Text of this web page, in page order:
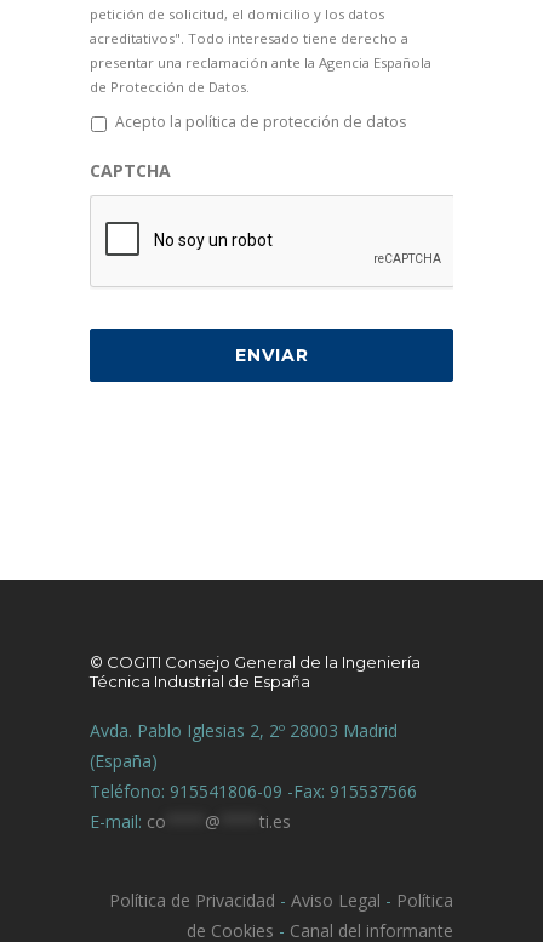
petición de solicitud, el domicilio y los datos
acreditativos". Todo interesado tiene derecho a
presentar una reclamación ante la Agencia Española
de Protección de Datos.
Acepto la política de protección de datos
CAPTCHA
© COGITI Consejo General de la Ingeniería
Técnica Industrial de España
Avda. Pablo Iglesias 2, 2º 28003 Madrid
(España)
Teléfono: 915541806-09 -Fax: 915537566
E-mail: co @ ti.es
Política de Privacidad - Aviso Legal - Política
de Cookies - Canal del informante